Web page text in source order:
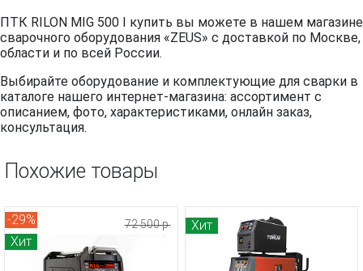
ПТК RILON MIG 500 I купить вы можете в нашем магазине
сварочного оборудования «ZEUS» с доставкой по Москве,
области и по всей России.
Выбирайте оборудование и комплектующие для сварки в
каталоге нашего интернет-магазина: ассортимент с
описанием, фото, характеристиками, онлайн заказ,
консультация.
Похожие товары
-29%
Хит
72 500 р. Хит